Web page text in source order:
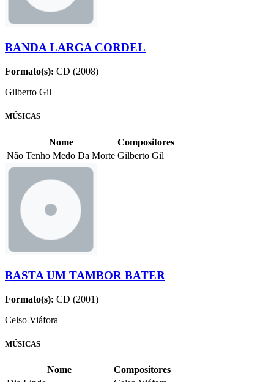
BANDA LARGA CORDEL
Formato(s): CD (2008)
Gilberto Gil
MÚSICAS
Nome
Compositores
Não Tenho Medo Da Morte Gilberto Gil
BASTA UM TAMBOR BATER
Formato(s): CD (2001)
Celso Viáfora
MÚSICAS
Nome
Compositores